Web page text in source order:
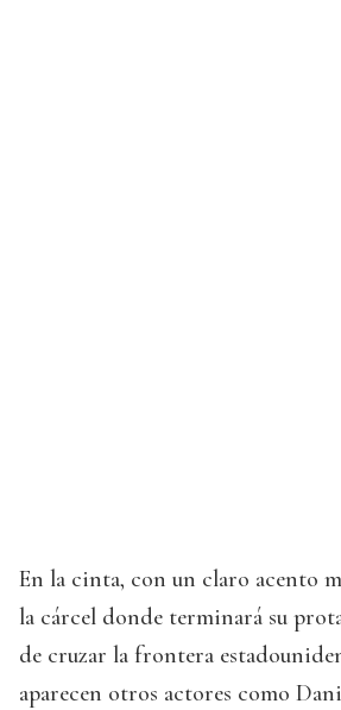
En la cinta, con un claro acento
la cárcel donde terminará su
de cruzar la frontera
aparecen otros actores como